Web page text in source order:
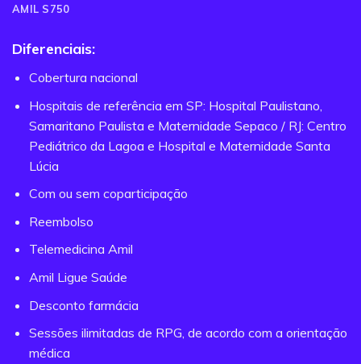
AMIL S750
Diferenciais:
Cobertura nacional
Hospitais de referência em SP: Hospital Paulistano,
Samaritano Paulista e Maternidade Sepaco / RJ: Centro
Pediátrico da Lagoa e Hospital e Maternidade Santa
Lúcia
Com ou sem coparticipação
Reembolso
Telemedicina Amil
Amil Ligue Saúde
Desconto farmácia
Sessões ilimitadas de RPG, de acordo com a orientação
médica